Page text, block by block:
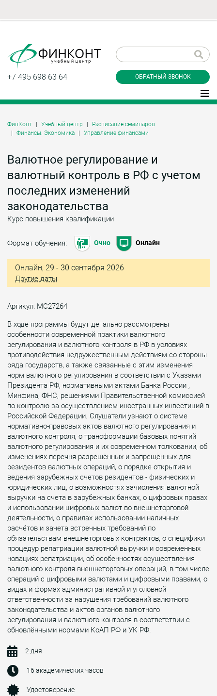
+7 495 698 63 64 ОБРАТНЫЙ ЗВОНОК
ФинКонт Учебный центр
Расписание семинаров
Финансы. Экономика
Управление финансами
Валютное регулирование и
валютный контроль в РФ с учетом
последних изменений
законодательства
Курс повышения квалификации
Формат обучения: Очно Онлайн
Онлайн, 29 - 30 сентября 2026
Другие даты
Артикул: МС27264
В ходе программы будут детально рассмотрены
особенности современной практики валютного
регулирования и валютного контроля в РФ в условиях
противодействия недружественным действиям со стороны
ряда государств, а также связанные с этим изменения
норм валютного регулирования в соответствии с Указами
Президента РФ, нормативными актами Банка России ,
Минфина, ФНС, решениями Правительственной комиссией
по контролю за осуществлением иностранных инвестиций в
Российской Федерации. Слушатели узнают о системе
нормативно-правовых актов валютного регулирования и
валютного контроля, о трансформации базовых понятий
валютного регулирования и их современном толковании, об
изменениях перечня разрешённых и запрещённых для
резидентов валютных операций, о порядке открытия и
ведения зарубежных счетов резидентов - физических и
юридических лиц, о возможностях зачисления валютной
выручки на счета в зарубежных банках, о цифровых правах
и использовании цифровых валют во внешнеторговой
деятельности, о правилах использовании наличных
расчётов и зачета встречных требований по
обязательствам внешнеторговых контрактов, о специфики
процедур репатриации валютной выручки и современных
новациях репатриации, об особенностях осуществления
валютного контроля внешнеторговых операций, в том числе
операций с цифровыми валютами и цифровыми правами, о
видах и формах административной и уголовной
ответственности за нарушения требований валютного
законодательства и актов органов валютного
регулирования и валютного контроля в соответствии с
обновлёнными нормами КоАП РФ и УК РФ.
2 дня
16 академических часов
Удостоверение
звонок
Даю согласие на обработку персональных
Заказать